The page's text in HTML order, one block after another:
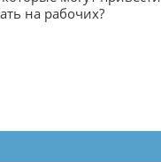
на рабочих?